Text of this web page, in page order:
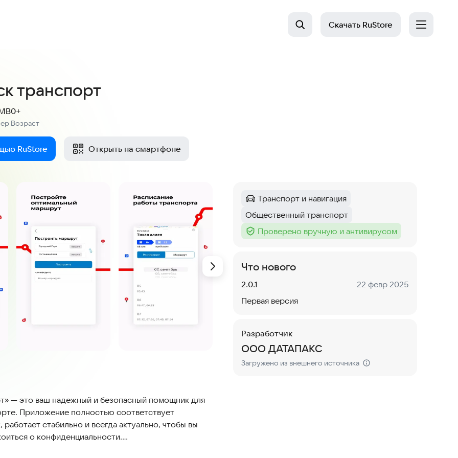
Скачать RuStore
транспорт
Возраст
0+
RuStore Открыть на смартфоне
— это ваш надежный и безопасный помощник для
Приложение полностью соответствует
стабильно и всегда актуально, чтобы вы
о конфиденциальности.
Категория:
Транспорт и навигация
Тег:
Общественный транспорт
Тег :
Проверено вручную и антивирусом
Что нового
Версия:
2.0.1 Дата:
22 февр 2025
Первая версия
Разработчик
ООО ДАТАПАКС
Загружено из внешнего источника